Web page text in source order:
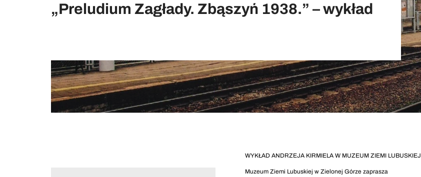
„Preludium Zagłady. Zbąszyń 1938.” – wykład
WYKŁAD ANDRZEJA KIRMIELA W MUZEUM ZIEMI LUBUSKIEJ
Muzeum Ziemi Lubuskiej w Zielonej Górze zaprasza